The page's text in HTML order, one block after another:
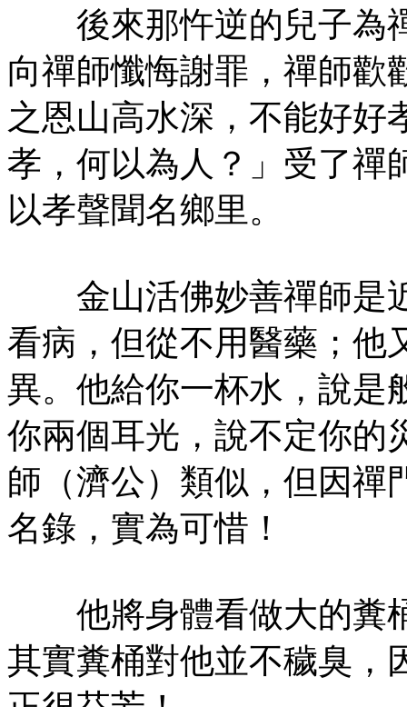
後來那忤逆的兒子為
向禪師懺悔謝罪，禪師歡
之恩山高水深，不能好好
孝，何以為人？」受了禪
以孝聲聞名鄉里。
金山活佛妙善禪師是
看病，但從不用醫藥；他
異。他給你一杯水，說是
你兩個耳光，說不定你的
師（濟公）類似，但因禪
名錄，實為可惜！
他將身體看做大的糞
其實糞桶對他並不穢臭，